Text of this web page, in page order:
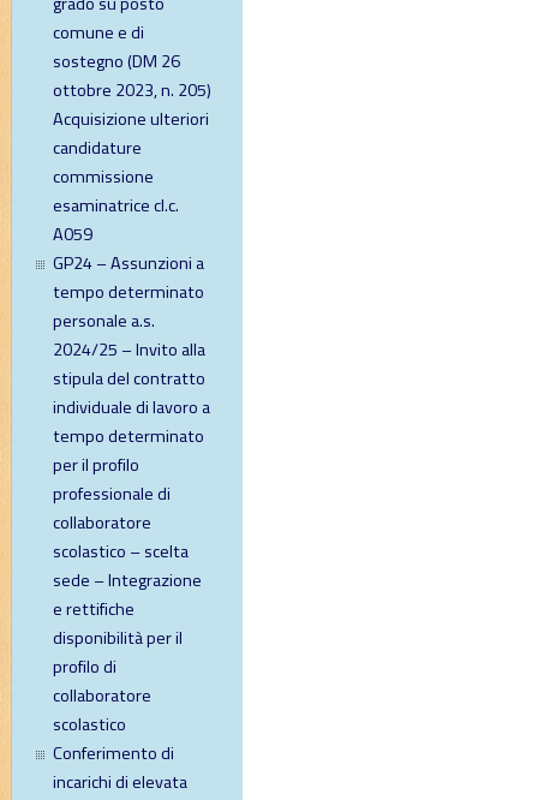
comune e di
sostegno (DM 26
ottobre 2023, n. 205)
Acquisizione ulteriori
candidature
commissione
esaminatrice cl.c.
A059
GP24 – Assunzioni a
tempo determinato
personale a.s.
2024/25 – Invito alla
stipula del contratto
individuale di lavoro a
tempo determinato
per il profilo
professionale di
collaboratore
scolastico – scelta
sede – Integrazione
e rettifiche
disponibilità per il
profilo di
collaboratore
scolastico
Conferimento di
incarichi di elevata